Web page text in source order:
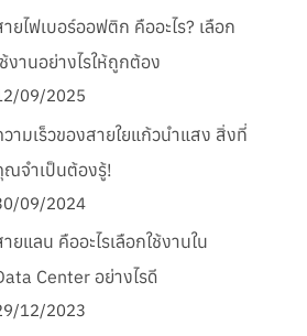
ายไฟเบอร์ออฟติก คืออะไร? เลือก
งานอย่างไรให้ถูกต้อง
09/2025
วามเร็วของสายใยแก้วนำแสง สิ่งที่
ณจำเป็นต้องรู้!
09/2024
ายแลน คืออะไรเลือกใช้งานใน
Center อย่างไรดี
12/2023